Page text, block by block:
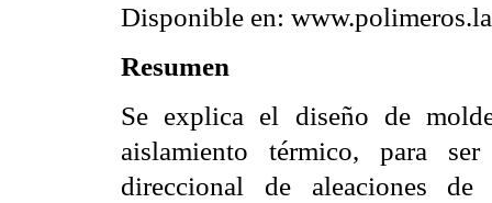
Disponible en:
Resumen
Se explica el diseño de
aislamiento térmico, para
direccional de aleaciones